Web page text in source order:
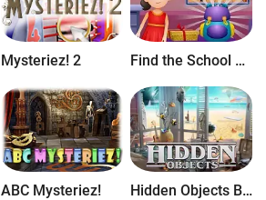
Mysteriez! 2 Find the School Bag
ABC Mysteriez! Hidden Objects Brain Teaser